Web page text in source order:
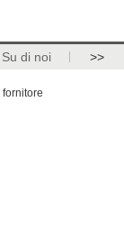
Su di noi >>
fornitore